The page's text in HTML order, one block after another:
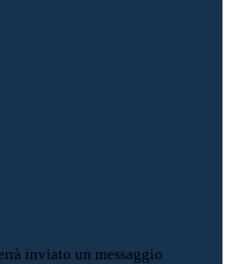
inviato un messaggio